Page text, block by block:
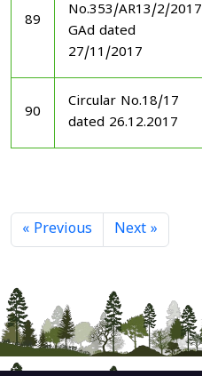
89
No.353/AR13/2/2017
GAd dated
27/11/2017
90
Circular No.18/17
dated 26.12.2017
« Previous Next »